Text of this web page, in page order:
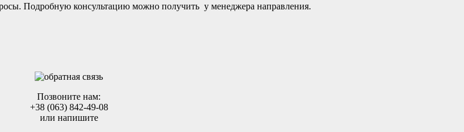
Подробную консультацию можно получить у менеджера направления.
Позвоните нам:
+38 (063) 842-49-08
или напишите